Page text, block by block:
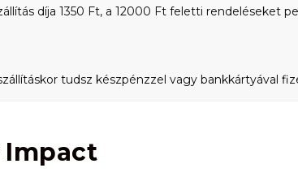
díja 1350 Ft, a 12000 Ft feletti rendeléseket
tudsz készpénzzel vagy bankkártyával
Impact